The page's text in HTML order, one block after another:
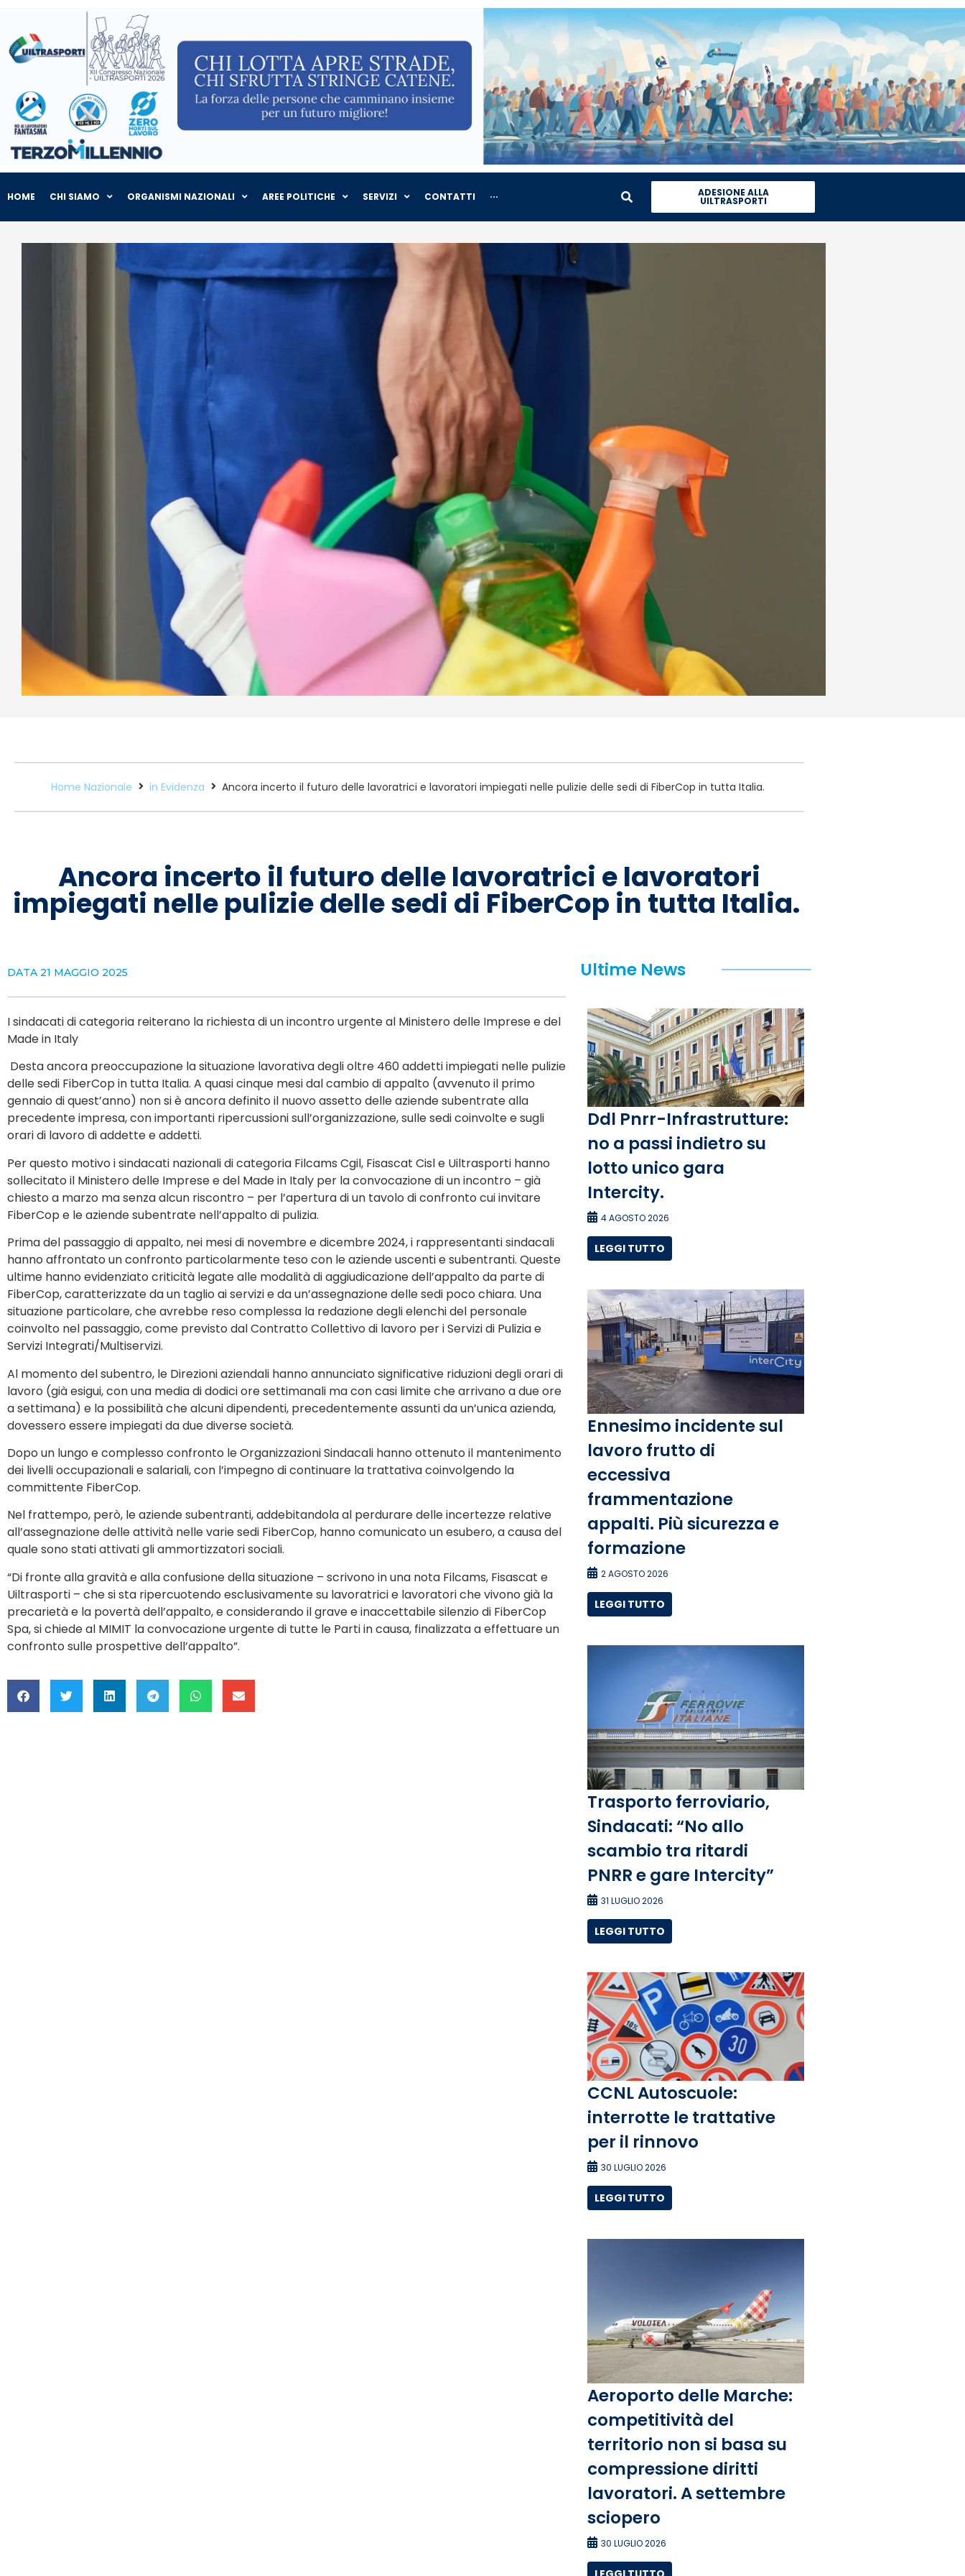
HOME CHI SIAMO ORGANISMI NAZIONALI AREE POLITICHE SERVIZI CONTATTI ··· ADESIONE ALLA
UILTRASPORTI
Home Nazionale in Evidenza Ancora incerto il futuro delle lavoratrici e lavoratori impiegati nelle pulizie delle sedi di FiberCop in tutta Italia.
Ancora incerto il futuro delle lavoratrici e lavoratori
impiegati nelle pulizie delle sedi di FiberCop in tutta Italia.
DATA 21 MAGGIO 2025
I sindacati di categoria reiterano la richiesta di un incontro urgente al Ministero delle Imprese e del
Made in Italy
Desta ancora preoccupazione la situazione lavorativa degli oltre 460 addetti impiegati nelle pulizie
delle sedi FiberCop in tutta Italia. A quasi cinque mesi dal cambio di appalto (avvenuto il primo
gennaio di quest’anno) non si è ancora definito il nuovo assetto delle aziende subentrate alla
precedente impresa, con importanti ripercussioni sull’organizzazione, sulle sedi coinvolte e sugli
orari di lavoro di addette e addetti.
Per questo motivo i sindacati nazionali di categoria Filcams Cgil, Fisascat Cisl e Uiltrasporti hanno
sollecitato il Ministero delle Imprese e del Made in Italy per la convocazione di un incontro – già
chiesto a marzo ma senza alcun riscontro – per l’apertura di un tavolo di confronto cui invitare
FiberCop e le aziende subentrate nell’appalto di pulizia.
Prima del passaggio di appalto, nei mesi di novembre e dicembre 2024, i rappresentanti sindacali
hanno affrontato un confronto particolarmente teso con le aziende uscenti e subentranti. Queste
ultime hanno evidenziato criticità legate alle modalità di aggiudicazione dell’appalto da parte di
FiberCop, caratterizzate da un taglio ai servizi e da un’assegnazione delle sedi poco chiara. Una
situazione particolare, che avrebbe reso complessa la redazione degli elenchi del personale
coinvolto nel passaggio, come previsto dal Contratto Collettivo di lavoro per i Servizi di Pulizia e
Servizi Integrati/Multiservizi.
Al momento del subentro, le Direzioni aziendali hanno annunciato significative riduzioni degli orari di
lavoro (già esigui, con una media di dodici ore settimanali ma con casi limite che arrivano a due ore
a settimana) e la possibilità che alcuni dipendenti, precedentemente assunti da un’unica azienda,
dovessero essere impiegati da due diverse società.
Dopo un lungo e complesso confronto le Organizzazioni Sindacali hanno ottenuto il mantenimento
dei livelli occupazionali e salariali, con l’impegno di continuare la trattativa coinvolgendo la
committente FiberCop.
Nel frattempo, però, le aziende subentranti, addebitandola al perdurare delle incertezze relative
all’assegnazione delle attività nelle varie sedi FiberCop, hanno comunicato un esubero, a causa del
quale sono stati attivati gli ammortizzatori sociali.
“Di fronte alla gravità e alla confusione della situazione – scrivono in una nota Filcams, Fisascat e
Uiltrasporti – che si sta ripercuotendo esclusivamente su lavoratrici e lavoratori che vivono già la
precarietà e la povertà dell’appalto, e considerando il grave e inaccettabile silenzio di FiberCop
Spa, si chiede al MIMIT la convocazione urgente di tutte le Parti in causa, finalizzata a effettuare un
confronto sulle prospettive dell’appalto”.
Ultime News
Ddl Pnrr-Infrastrutture:
no a passi indietro su
lotto unico gara
Intercity.
4 AGOSTO 2026
LEGGI TUTTO
Ennesimo incidente sul
lavoro frutto di
eccessiva
frammentazione
appalti. Più sicurezza e
formazione
2 AGOSTO 2026
LEGGI TUTTO
Trasporto ferroviario,
Sindacati: “No allo
scambio tra ritardi
PNRR e gare Intercity”
31 LUGLIO 2026
LEGGI TUTTO
CCNL Autoscuole:
interrotte le trattative
per il rinnovo
30 LUGLIO 2026
LEGGI TUTTO
Aeroporto delle Marche:
competitività del
territorio non si basa su
compressione diritti
lavoratori. A settembre
sciopero
30 LUGLIO 2026